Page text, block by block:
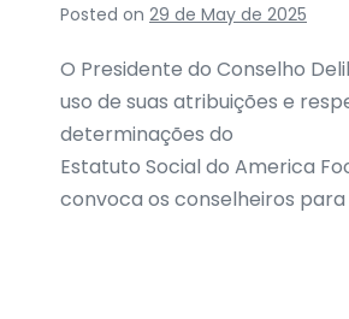
Posted on 29 de May de 2025
O Presidente do Conselho
uso de suas atribuições e
determinações do
Estatuto Social do America
convoca os conselheiros